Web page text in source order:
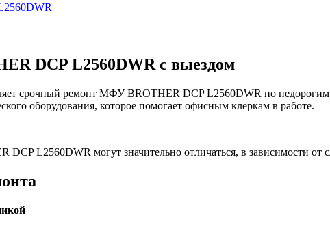
DCP L2560DWR с выездом
ремонт МФУ BROTHER DCP L2560DWR по недорогим
оборудования, которое помогает офисным клеркам в работе.
L2560DWR могут значительно отличаться, в зависимости от